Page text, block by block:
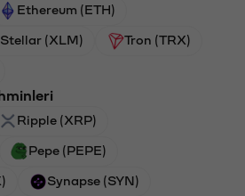
Ethereum (ETH)
Stellar (XLM) Tron (TRX)
Ripple (XRP)
Pepe (PEPE)
Synapse (SYN)